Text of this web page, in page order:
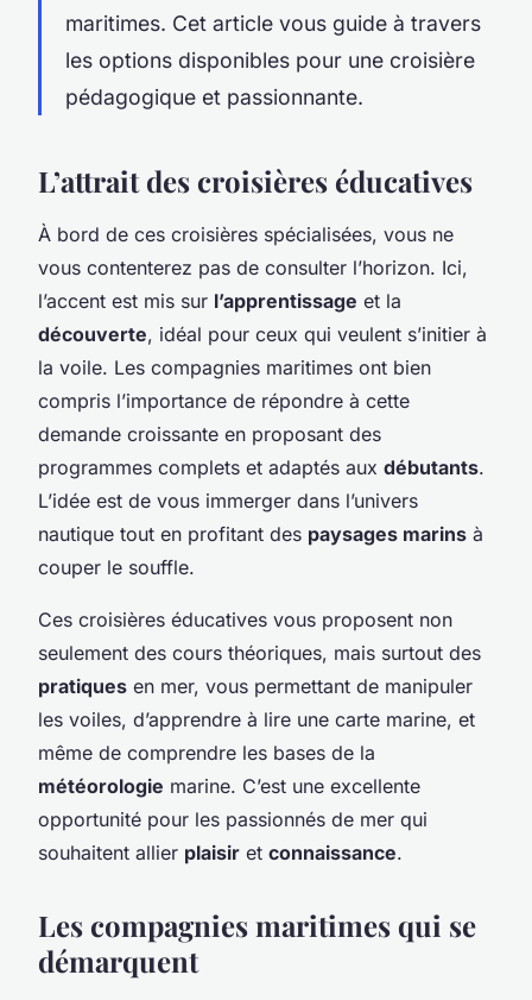
maritimes. Cet article vous guide à travers
les options disponibles pour une croisière
pédagogique et passionnante.
L’attrait des croisières éducatives
À bord de ces croisières spécialisées, vous ne
vous contenterez pas de consulter l’horizon. Ici,
l’accent est mis sur l’apprentissage et la
découverte, idéal pour ceux qui veulent s’initier à
la voile. Les compagnies maritimes ont bien
compris l’importance de répondre à cette
demande croissante en proposant des
programmes complets et adaptés aux débutants.
L’idée est de vous immerger dans l’univers
nautique tout en profitant des paysages marins à
couper le souffle.
Ces croisières éducatives vous proposent non
seulement des cours théoriques, mais surtout des
pratiques en mer, vous permettant de manipuler
les voiles, d’apprendre à lire une carte marine, et
même de comprendre les bases de la
météorologie marine. C’est une excellente
opportunité pour les passionnés de mer qui
souhaitent allier plaisir et connaissance.
Les compagnies maritimes qui se
démarquent